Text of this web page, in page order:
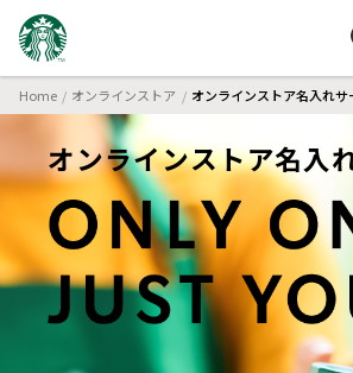
Home オンラインストア オンラインストア名入れサ
オンラインストア名入